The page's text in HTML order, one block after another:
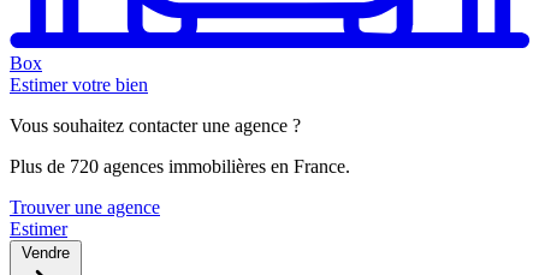
Box
Estimer votre bien
Vous souhaitez contacter une agence ?
Plus de 720 agences immobilières en France.
Trouver une agence
Estimer
Vendre